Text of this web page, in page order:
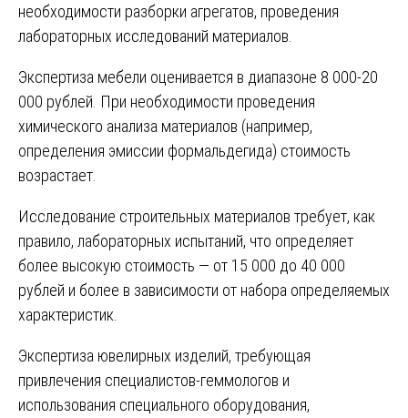
необходимости разборки агрегатов, проведения
лабораторных исследований материалов.
Экспертиза мебели оценивается в диапазоне 8 000-20
000 рублей. При необходимости проведения
химического анализа материалов (например,
определения эмиссии формальдегида) стоимость
возрастает.
Исследование строительных материалов требует, как
правило, лабораторных испытаний, что определяет
более высокую стоимость — от 15 000 до 40 000
рублей и более в зависимости от набора определяемых
характеристик.
Экспертиза ювелирных изделий, требующая
привлечения специалистов-геммологов и
использования специального оборудования,